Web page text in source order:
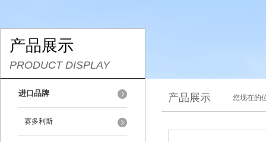
产品展示
PRODUCT DISPLAY
进口品牌
赛多利斯
产品展示 您现在的